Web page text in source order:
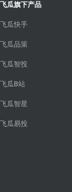
飞瓜旗下产品
飞瓜快手
飞瓜品策
飞瓜智投
飞瓜B站
飞瓜智星
飞瓜易投